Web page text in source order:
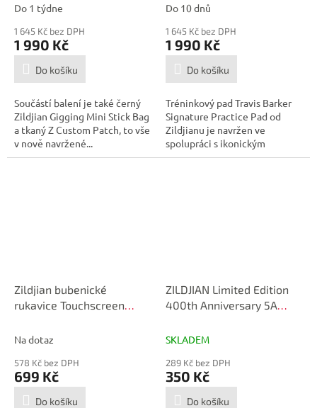
Do 1 týdne
1 645 Kč bez DPH
1 990 Kč
Do košíku
Součástí balení je také černý
Zildjian Gigging Mini Stick Bag
a tkaný Z Custom Patch, to vše
v nově navržené...
Do 10 dnů
1 645 Kč bez DPH
1 990 Kč
Do košíku
Tréninkový pad Travis Barker
Signature Practice Pad od
Zildjianu je navržen ve
spolupráci s ikonickým
bubeníkem...
Zildjian bubenické
rukavice Touchscreen
Na dotaz
578 Kč bez DPH
699 Kč
Do košíku
ZILDJIAN Limited Edition
400th Anniversary 5A
SKLADEM
289 Kč bez DPH
350 Kč
Do košíku